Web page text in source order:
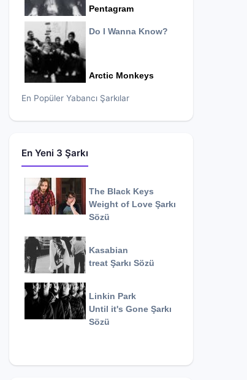
Pentagram
Do I Wanna Know?
Arctic Monkeys
En Popüler Yabancı Şarkılar
En Yeni 3 Şarkı
The Black Keys
Weight of Love Şarkı
Sözü
Kasabian
treat Şarkı Sözü
Linkin Park
Until it's Gone Şarkı
Sözü